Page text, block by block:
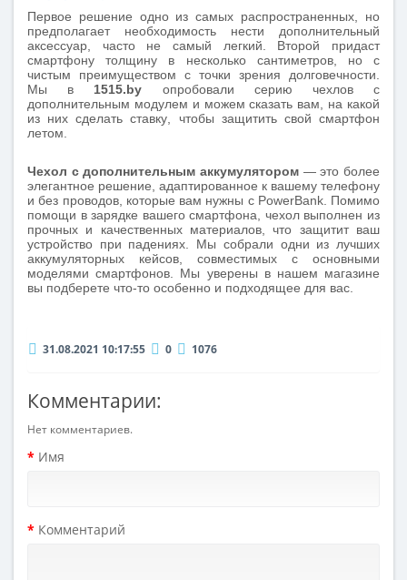
Первое решение одно из самых распространенных, но
предполагает необходимость нести дополнительный
аксессуар, часто не самый легкий. Второй придаст
смартфону толщину в несколько сантиметров, но с
чистым преимуществом с точки зрения долговечности.
Мы в 1515.by опробовали серию чехлов с
дополнительным модулем и можем сказать вам, на какой
из них сделать ставку, чтобы защитить свой смартфон
летом.
Чехол с дополнительным аккумулятором — это более
элегантное решение, адаптированное к вашему телефону
и без проводов, которые вам нужны с PowerBank. Помимо
помощи в зарядке вашего смартфона, чехол выполнен из
прочных и качественных материалов, что защитит ваш
устройство при падениях. Мы собрали одни из лучших
аккумуляторных кейсов, совместимых с основными
моделями смартфонов. Мы уверены в нашем магазине
вы подберете что-то особенно и подходящее для вас.
31.08.2021 10:17:55 0 1076
Комментарии:
Нет комментариев.
Имя
Комментарий